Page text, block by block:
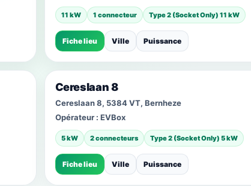
11 kW 1 connecteur Type 2 (Socket Only) 11 kW
Fiche lieu Ville Puissance
Cereslaan 8
Cereslaan 8, 5384 VT, Bernheze
Opérateur : EVBox
5 kW 2 connecteurs Type 2 (Socket Only) 5 kW
Fiche lieu Ville Puissance